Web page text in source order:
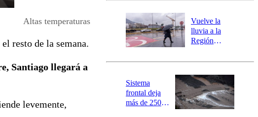
Altas temperaturas
resto de la semana.
Santiago llegará a
levemente,
río Damas:
activa
mensajería
SAE
Vuelve la
lluvia a la
Región
este es el
la DMC para
este viernes
Sistema
frontal deja
más de 250